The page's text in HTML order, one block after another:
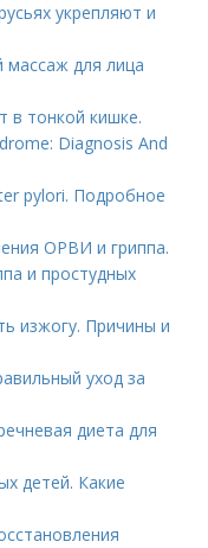
укрепляют и
массаж для лица
в тонкой кишке.
Diagnosis And
pylori. Подробное
ОРВИ и гриппа.
и простудных
изжогу. Причины и
уход за
диета для
детей. Какие